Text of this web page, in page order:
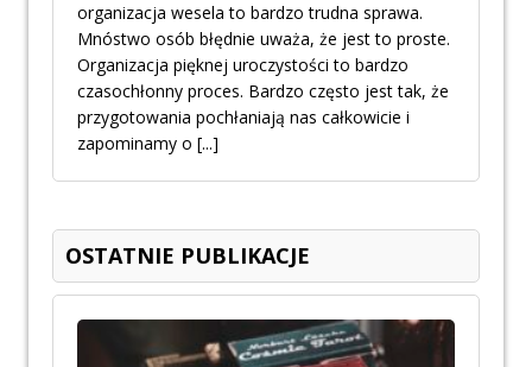
organizacja wesela to bardzo trudna sprawa.
Mnóstwo osób błędnie uważa, że jest to proste.
Organizacja pięknej uroczystości to bardzo
czasochłonny proces. Bardzo często jest tak, że
przygotowania pochłaniają nas całkowicie i
zapominamy o [...]
OSTATNIE PUBLIKACJE